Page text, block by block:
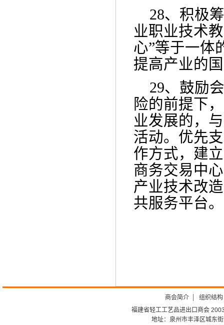
28、 积极
业职业技术
心”等于一体
提高产业的
29、 鼓励
险的前提下
业发展的，
活动。优先
作方式，建
商务交易中
产业技术改
共服务平台。
商会简介
组织结构
福建省轻工工艺品进出口商会
地址：泉州市丰泽区城东